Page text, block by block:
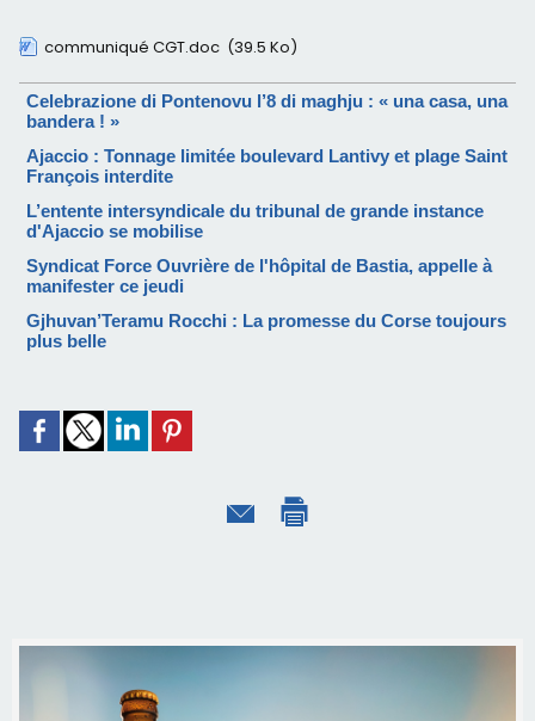
communiqué CGT.doc (39.5 Ko)
Celebrazione di Pontenovu l’8 di maghju : « una casa, una
bandera ! »
Ajaccio : Tonnage limitée boulevard Lantivy et plage Saint
François interdite
L’entente intersyndicale du tribunal de grande instance
d'Ajaccio se mobilise
Syndicat Force Ouvrière de l'hôpital de Bastia, appelle à
manifester ce jeudi
Gjhuvan’Teramu Rocchi : La promesse du Corse toujours
plus belle